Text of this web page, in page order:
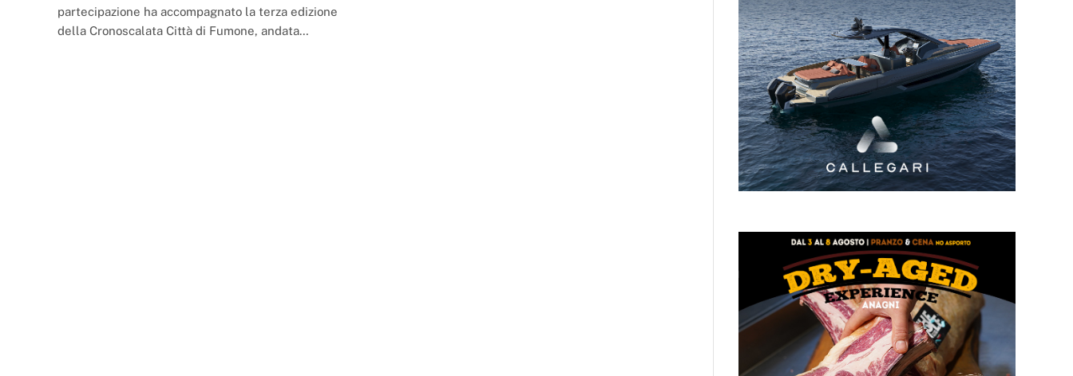
partecipazione ha accompagnato la terza edizione
della Cronoscalata Città di Fumone, andata…